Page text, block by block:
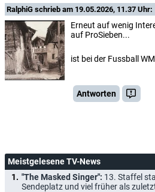
RalphiG schrieb am 19.05.2026, 11.37 Uhr:
Erneut auf wenig
auf ProSieben...
ist bei der Fussball
Antworten
Meistgelesene TV-News
"The Masked Singer": 13. Staffel
Sendeplatz und viel früher als